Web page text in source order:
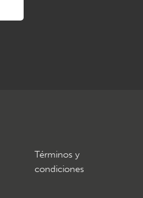
Términos y
condiciones